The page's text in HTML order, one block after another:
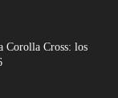
Corolla Cross: los